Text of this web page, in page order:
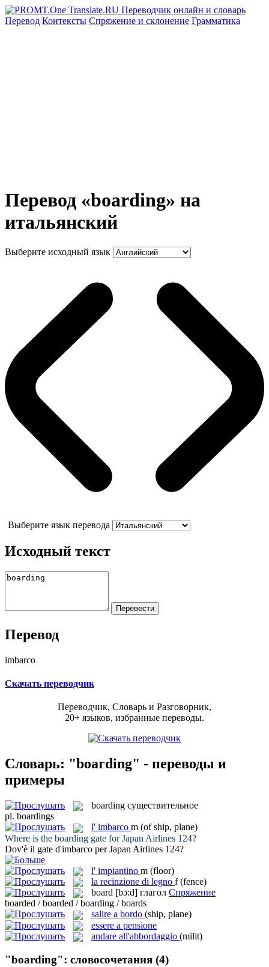
Перевод Контексты Спряжение и склонение Грамматика
Перевод «boarding» на
итальянский
Выберите исходный язык
Выберите язык перевода
Исходный текст
Перевод
imbarco
Скачать переводчик
Переводчик, Словарь и Разговорник,
20+ языков, избранные переводы.
Словарь: "boarding" - переводы и
примеры
boarding существительное
pl. boardings
l' imbarco m (of ship, plane)
Where is the boarding gate for Japan Airlines 124?
Dov'è il gate d'imbarco per Japan Airlines 124?
l' impiantino m (floor)
la recinzione di legno f (fence)
board [bɔ:d] глагол Спряжение
boarded / boarded / boarding / boards
salire a bordo (ship, plane)
essere a pensione
andare all'abbordaggio (milit)
"boarding": словосочетания (4)